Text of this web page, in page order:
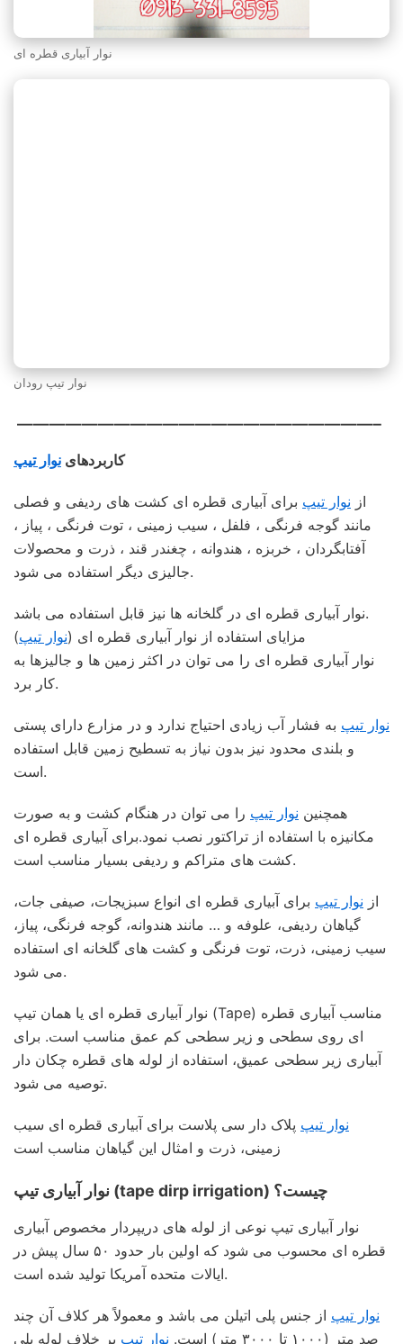
نوار آبیاری قطره ای
نوار تیپ رودان
——————————————————————–
کاربردهای نوار تیپ
از نوار تیپ برای آبیاری قطره ای کشت های ردیفی و فصلی
مانند گوجه فرنگی ، فلفل ، سیب زمینی ، توت فرنگی ، پیاز ،
آفتابگردان ، خربزه ، هندوانه ، چغندر قند ، ذرت و محصولات
جالیزی دیگر استفاده می شود.
نوار آبیاری قطره ای در گلخانه ها نیز قابل استفاده می باشد.
مزایای استفاده از نوار آبیاری قطره ای (نوار تیپ)
نوار آبیاری قطره ای را می توان در اکثر زمین ها و جالیزها به
کار برد.
نوار تیپ به فشار آب زیادی احتیاج ندارد و در مزارع دارای پستی
و بلندی محدود نیز بدون نیاز به تسطیح زمین قابل استفاده
است.
همچنین نوار تیپ را می توان در هنگام کشت و به صورت
مکانیزه با استفاده از تراکتور نصب نمود.برای آبیاری قطره ای
کشت های متراکم و ردیفی بسیار مناسب است.
از نوار تیپ برای آبیاری قطره ای انواع سبزیجات، صیفی جات،
گیاهان ردیفی، علوفه و … مانند هندوانه، گوجه فرنگی، پیاز،
سیب زمینی، ذرت، توت فرنگی و کشت های گلخانه ای استفاده
می شود.
نوار آبیاری قطره ای یا همان تیپ (Tape) مناسب آبیاری قطره
ای روی سطحی و زیر سطحی کم عمق مناسب است. برای
آبیاری زیر سطحی عمیق، استفاده از لوله های قطره چکان دار
توصیه می شود.
نوار تیپ پلاک دار سی پلاست برای آبیاری قطره ای سیب
زمینی، ذرت و امثال این گیاهان مناسب است
نوار آبیاری تیپ (tape dirp irrigation) چیست؟
نوار آبیاری تیپ نوعی از لوله های دریپردار مخصوص آبیاری
قطره ای محسوب می شود که اولین بار حدود ۵۰ سال پیش در
ایالات متحده آمریکا تولید شده است.
نوار تیپ از جنس پلی اتیلن می باشد و معمولاً هر کلاف آن چند
صد متر (۱۰۰۰ تا ۳۰۰۰ متر) است.
نوار تیپ بر خلاف لوله پلی